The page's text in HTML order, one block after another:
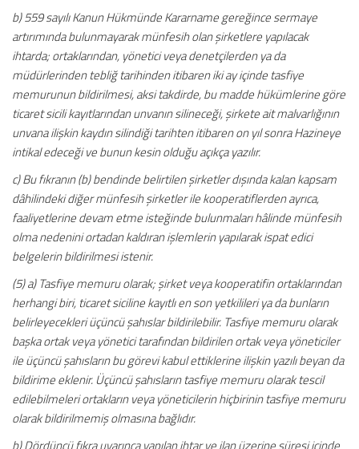
b) 559 sayılı Kanun Hükmünde Kararname gereğince sermaye
artırımında bulunmayarak münfesih olan şirketlere yapılacak
ihtarda; ortaklarından, yönetici veya denetçilerden ya da
müdürlerinden tebliğ tarihinden itibaren iki ay içinde tasfiye
memurunun bildirilmesi, aksi takdirde, bu madde hükümlerine göre
ticaret sicili kayıtlarından unvanın silineceği, şirkete ait malvarlığının
unvana ilişkin kaydın silindiği tarihten itibaren on yıl sonra Hazineye
intikal edeceği ve bunun kesin olduğu açıkça yazılır.
c) Bu fıkranın (b) bendinde belirtilen şirketler dışında kalan kapsam
dâhilindeki diğer münfesih şirketler ile kooperatiflerden ayrıca,
faaliyetlerine devam etme isteğinde bulunmaları hâlinde münfesih
olma nedenini ortadan kaldıran işlemlerin yapılarak ispat edici
belgelerin bildirilmesi istenir.
(5) a) Tasfiye memuru olarak; şirket veya kooperatifin ortaklarından
herhangi biri, ticaret siciline kayıtlı en son yetkilileri ya da bunların
belirleyecekleri üçüncü şahıslar bildirilebilir. Tasfiye memuru olarak
başka ortak veya yönetici tarafından bildirilen ortak veya yöneticiler
ile üçüncü şahısların bu görevi kabul ettiklerine ilişkin yazılı beyan da
bildirime eklenir. Üçüncü şahısların tasfiye memuru olarak tescil
edilebilmeleri ortakların veya yöneticilerin hiçbirinin tasfiye memuru
olarak bildirilmemiş olmasına bağlıdır.